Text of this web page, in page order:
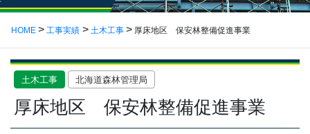
HOME 工事実績 土木工事 厚床地区 保安林整備促進事業
土木工事 北海道森林管理局
厚床地区 保安林整備促進事業